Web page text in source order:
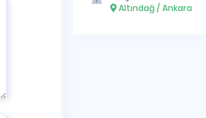
Altındağ / Ankara